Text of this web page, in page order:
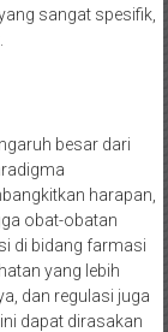
sangat spesifik,
besar dari
harapan,
obat-obatan
di bidang farmasi
yang lebih
dan regulasi juga
dapat dirasakan